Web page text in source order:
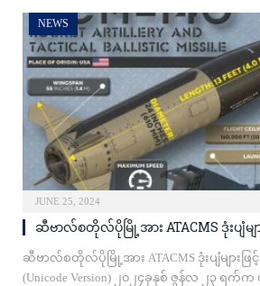
NEWS
JUNE 25, 2024
ဆီဗာလ်စတိုလ်ပိုမြို့အား ATACMS ဒုံးပျံမ
ဆီဗာလ်စတိုလ်ပိုမြို့အား ATACMS ဒုံးပျံများဖ
(Unicode Version) ၂၀၂၄ခုနှစ် ဇွန်လ ၂၃ ရ